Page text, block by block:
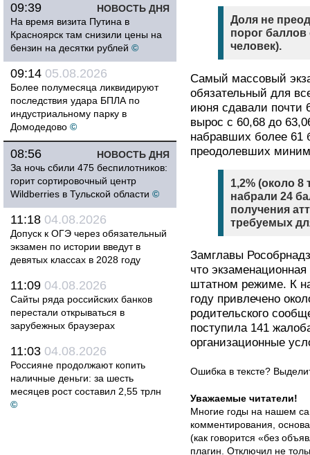
НОВОСТЬ ДНЯ
09:39
На время визита Путина в
Красноярск там снизили цены на
бензин на десятки рублей ©
09:14 05.08.2026
Более полумесяца ликвидируют
последствия удара БПЛА по
индустриальному парку в
Домодедово ©
НОВОСТЬ ДНЯ
08:56
За ночь сбили 475 беспилотников:
горит сортировочный центр
Wildberries в Тульской области ©
11:18 04.08.2026
Допуск к ОГЭ через обязательный
экзамен по истории введут в
девятых классах в 2028 году
11:09 04.08.2026
Сайты ряда российских банков
перестали открываться в
зарубежных браузерах
11:03 04.08.2026
Россияне продолжают копить
наличные деньги: за шесть
месяцев рост составил 2,55 трлн
©
Доля не
порог баллов
человек).
Самый массовый
обязательный для
июня сдавали почти
вырос с 60,68 до
набравших более 61
преодолевших
1,2% (около
набрали 24
получения
требуемых
Замглавы
что
штатном режиме. К
году привлечено
родительского
поступила 141
организационные
Ошибка в тексте?
Уважаемые читатели!
Многие годы на нашем
комментирования,
(как говорится «без
плагин . Отключил не